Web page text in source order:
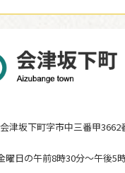
津坂下町字市中三番甲3662
日の午前8時30分～午後5